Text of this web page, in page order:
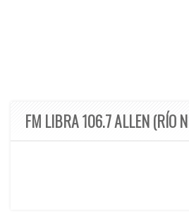
FM LIBRA 106.7 ALLEN (RÍO